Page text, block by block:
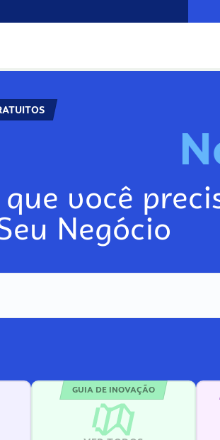
N
você
Negócio
GUIA DE INOVAÇÃO